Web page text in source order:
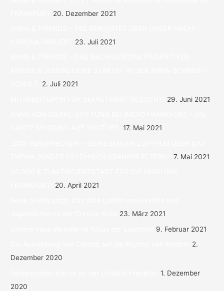
20. Dezember 2021
23. Juli 2021
2. Juli 2021
29. Juni 2021
17. Mai 2021
7. Mai 2021
20. April 2021
23. März 2021
9. Februar 2021
2.
Dezember 2020
1. Dezember
2020